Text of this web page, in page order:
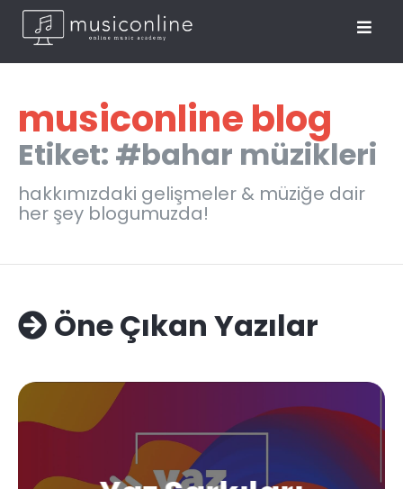
musiconline blog
Etiket: #bahar müzikleri
hakkımızdaki gelişmeler & müziğe dair
her şey blogumuzda!
Öne Çıkan Yazılar